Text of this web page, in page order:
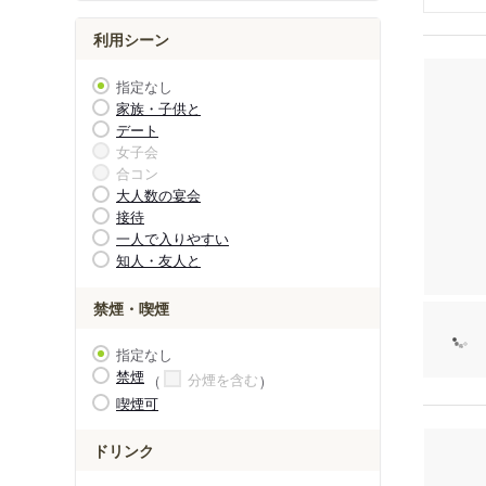
利用シーン
指定なし
家族・子供と
デート
女子会
合コン
大人数の宴会
接待
一人で入りやすい
知人・友人と
禁煙・喫煙
指定なし
禁煙
分煙を含む
喫煙可
ドリンク